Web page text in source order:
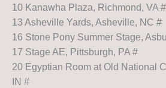
10 Kanawha Plaza, Richmond, VA #
13 Asheville Yards, Asheville, NC #
16 Stone Pony Summer Stage,
17 Stage AE, Pittsburgh, PA #
20 Egyptian Room at Old National
IN #